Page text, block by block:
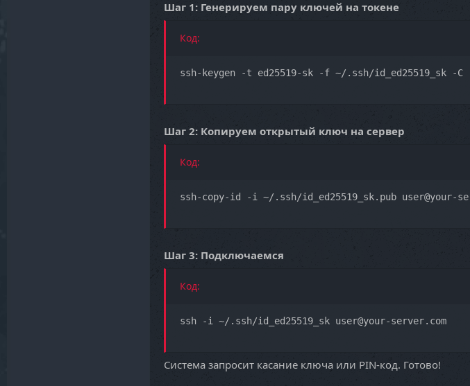
Шаг 1: Генерируем пару ключей на токене
Код:
ssh-keygen -t ed25519-sk -f ~/.ssh/id_ed25519_sk -C
Шаг 2: Копируем открытый ключ на сервер
Код:
ssh-copy-id -i ~/.ssh/id_ed25519_sk.pub user@your-
Шаг 3: Подключаемся
Код:
ssh -i ~/.ssh/id_ed25519_sk user@your-server.com
Система запросит касание ключа или PIN-код. Готово!